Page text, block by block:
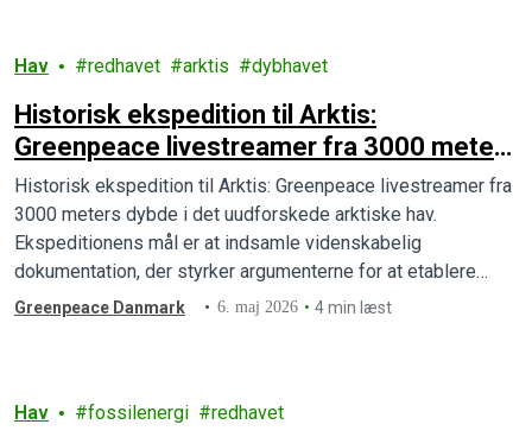
Hav redhavet arktis dybhavet
Historisk ekspedition til Arktis:
Greenpeace livestreamer fra 3000 meters
dybde i det uudforskede arktiske hav
Historisk ekspedition til Arktis: Greenpeace livestreamer fra
3000 meters dybde i det uudforskede arktiske hav.
Ekspeditionens mål er at indsamle videnskabelig
dokumentation, der styrker argumenterne for at etablere
beskyttede havområder i Arktis og stopper alle planer om
Greenpeace Danmark 6. maj 2026 4 min læst
Hav fossilenergi redhavet